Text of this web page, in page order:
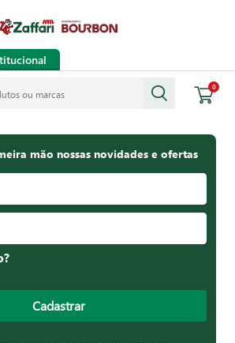
0
mão nossas novidades e ofertas
Cadastrar